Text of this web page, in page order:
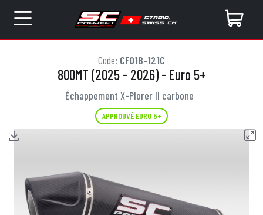
Code: CF01B-121C
800MT (2025 - 2026) - Euro 5+
Échappement X-Plorer II carbone
APPROUVÉ EURO 5+